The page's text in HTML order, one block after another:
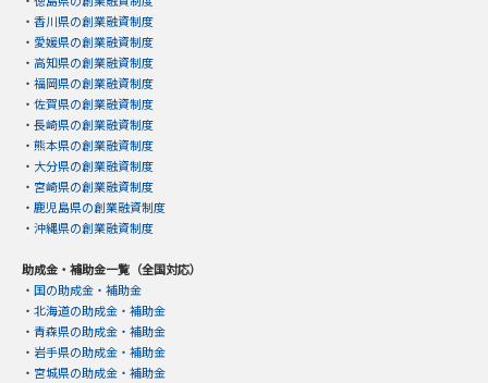
・ 香川県の創業融資制度
・ 愛媛県の創業融資制度
・ 高知県の創業融資制度
・ 福岡県の創業融資制度
・ 佐賀県の創業融資制度
・ 長崎県の創業融資制度
・ 熊本県の創業融資制度
・ 大分県の創業融資制度
・ 宮崎県の創業融資制度
・ 鹿児島県の創業融資制度
・ 沖縄県の創業融資制度
助成金・補助金一覧（全国対応）
・ 国の助成金・補助金
・ 北海道の助成金・補助金
・ 青森県の助成金・補助金
・ 岩手県の助成金・補助金
・ 宮城県の助成金・補助金